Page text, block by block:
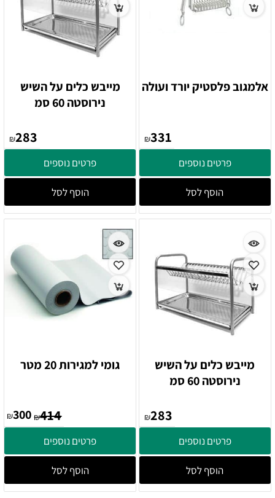
אלמגוב פלסטיק יורד ועולה
₪331
פרטים נוספים
הוסף לסל
מייבש כלים על השיש
נירוסטה 60 סמ
₪283
פרטים נוספים
הוסף לסל
מייבש כלים על השיש
נירוסטה 60 סמ
₪283
פרטים נוספים
הוסף לסל
גומי למגירות 20 מטר
₪414
₪300
פרטים נוספים
הוסף לסל